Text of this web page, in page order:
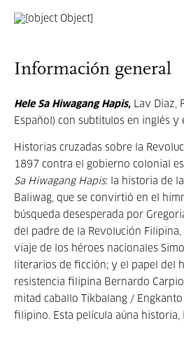
Información general
Hele Sa Hiwagang Hapis, Lav Diaz,
Español) con subtítulos en inglés y
Historias cruzadas sobre la
1897 contra el gobierno colonial
Sa Hiwagang Hapis: la historia de
Baliwag, que se convirtió en el
búsqueda desesperada por
del padre de la Revolución Filipina,
viaje de los héroes nacionales
literarios de ficción; y el papel del
resistencia filipina Bernardo
mitad caballo Tikbalang /
filipino. Esta película aúna